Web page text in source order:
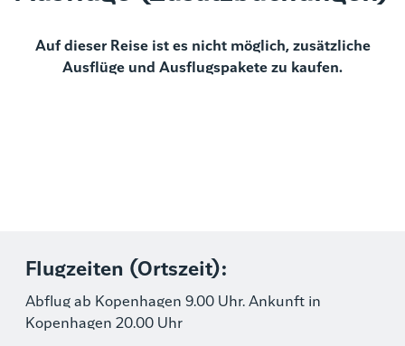
Auf dieser Reise ist es nicht möglich, zusätzliche
Ausflüge und Ausflugspakete zu kaufen.
Flugzeiten (Ortszeit):
Abflug ab Kopenhagen 9.00 Uhr. Ankunft in
Kopenhagen 20.00 Uhr